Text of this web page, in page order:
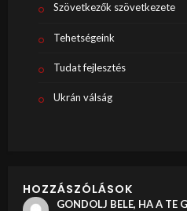
Szövetkezők szövetkezete
Tehetségeink
Tudat fejlesztés
Ukrán válság
HOZZÁSZÓLÁSOK
GONDOLJ BELE, HA A TE